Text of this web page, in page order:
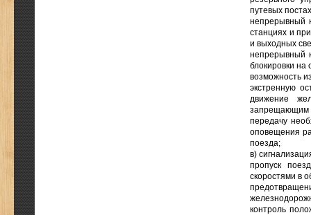
путевых
непрерывный
станциях и
и выходных
непрерывный
блокировки на
возможность
экстренную
движение
запрещающим
передачу
оповещения
поезда;
в)
пропуск
скоростями в
контроль